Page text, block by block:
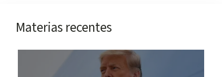
Materias recentes